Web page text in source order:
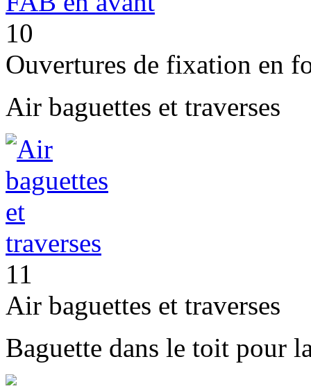
10
Ouvertures de fixation en
Air baguettes et traverses
11
Air baguettes et traverses
Baguette dans le toit pour